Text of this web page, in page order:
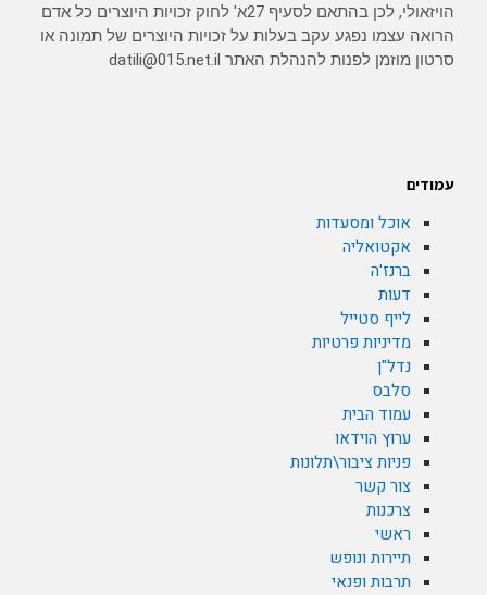
הויזאולי, לכן בהתאם לסעיף 27א' לחוק זכויות היוצרים כל אדם
הרואה עצמו נפגע עקב בעלות על זכויות היוצרים של תמונה או
סרטון מוזמן לפנות להנהלת האתר datili@015.net.il
עמודים
אוכל ומסעדות
אקטואליה
ברנז'ה
דעות
לייף סטייל
מדיניות פרטיות
נדל"ן
סלבס
עמוד הבית
ערוץ הוידאו
פניות ציבור\תלונות
צור קשר
צרכנות
ראשי
תיירות ונופש
תרבות ופנאי